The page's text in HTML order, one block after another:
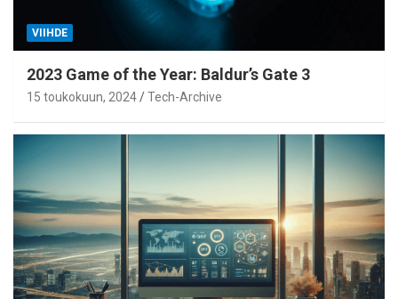
VIIHDE
2023 Game of the Year: Baldur’s Gate 3
15 toukokuun, 2024 Tech-Archive